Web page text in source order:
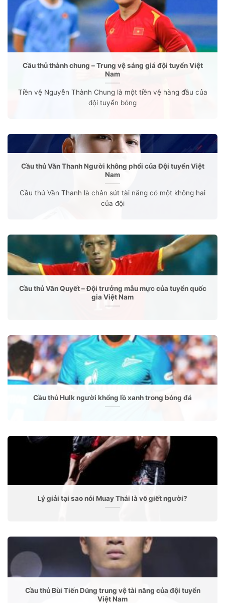
Cầu thủ thành chung – Trung vệ sáng giá đội tuyển Việt
Nam
Tiền vệ Nguyễn Thành Chung là một tiền vệ hàng đầu của
đội tuyển bóng
Cầu thủ Văn Thanh Người không phổi của Đội tuyển Việt
Nam
Cầu thủ Văn Thanh là chân sút tài năng có một không hai
của đội
Cầu thủ Văn Quyết – Đội trưởng mẫu mực của tuyển quốc
gia Việt Nam
Cầu thủ Hulk người khổng lồ xanh trong bóng đá
Lý giải tại sao nói Muay Thái là võ giết người?
Cầu thủ Bùi Tiến Dũng trung vệ tài năng của đội tuyển
Việt Nam